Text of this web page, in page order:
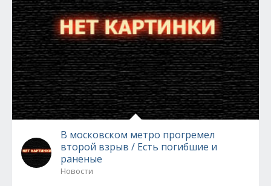
В московском метро прогремел
второй взрыв / Есть погибшие и
раненые
Новости